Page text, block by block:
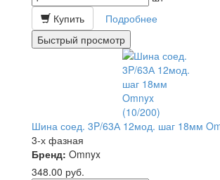
Купить
Подробнее
Быстрый просмотр
Шина соед. 3P/63А 12мод. шаг 18мм
3-х фазная
Бренд: Omnyx
348.00 руб.